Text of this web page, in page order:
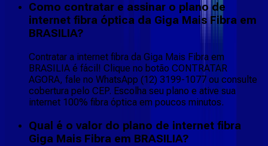
Como contratar e assinar o plano de
internet fibra óptica da Giga Mais Fibra em
BRASILIA?
Contratar a internet fibra da Giga Mais Fibra em
BRASILIA é fácil! Clique no botão CONTRATAR
AGORA, fale no WhatsApp (12) 3199-1077 ou consulte
cobertura pelo CEP. Escolha seu plano e ative sua
internet 100% fibra óptica em poucos minutos.
Qual é o valor do plano de internet fibra
Giga Mais Fibra em BRASILIA?